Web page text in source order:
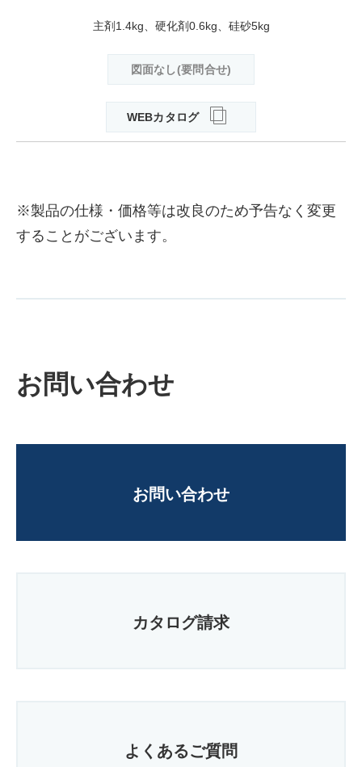
主剤1.4kg、硬化剤0.6kg、硅砂5kg
図面なし(要問合せ)
WEBカタログ
※製品の仕様・価格等は改良のため予告なく変更
することがございます。
お問い合わせ
お問い合わせ
カタログ請求
よくあるご質問